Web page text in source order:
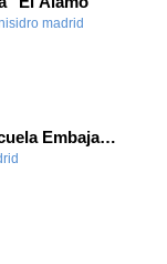
madrid
Resumen primer año Escuela Embajadora del Parlamento Europeo. Marzo 2026